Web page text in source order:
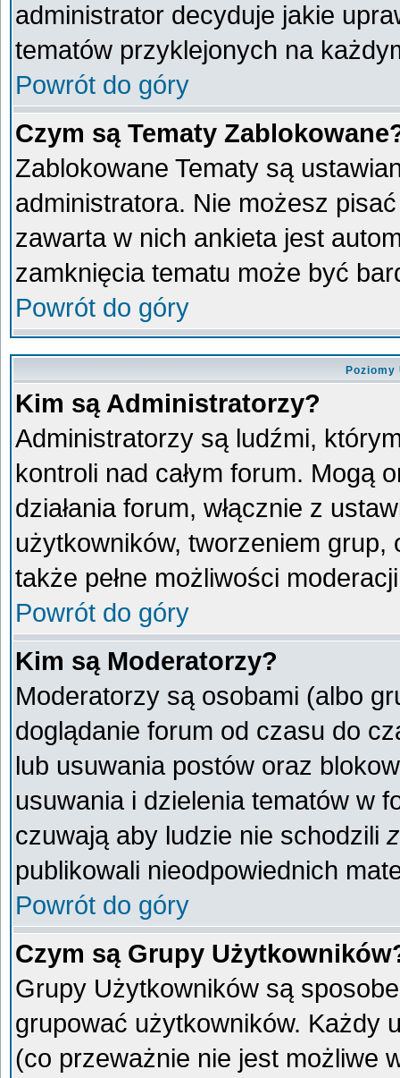
administrator decyduje jakie
tematów przyklejonych na
Powrót do góry
Czym są Tematy
Zablokowane Tematy są
administratora. Nie możesz
zawarta w nich ankieta jest
zamknięcia tematu może być
Powrót do góry
Kim są Administratorzy?
Administratorzy są ludźmi,
kontroli nad całym forum. Mogą
działania forum, włącznie z
użytkowników, tworzeniem
także pełne możliwości
Powrót do góry
Kim są Moderatorzy?
Moderatorzy są osobami (albo
doglądanie forum od czasu do
lub usuwania postów oraz
usuwania i dzielenia tematów w
czuwają aby ludzie nie schodzili
publikowali nieodpowiednich
Powrót do góry
Czym są Grupy
Grupy Użytkowników są
grupować użytkowników. Każdy
(co przeważnie nie jest możliwe